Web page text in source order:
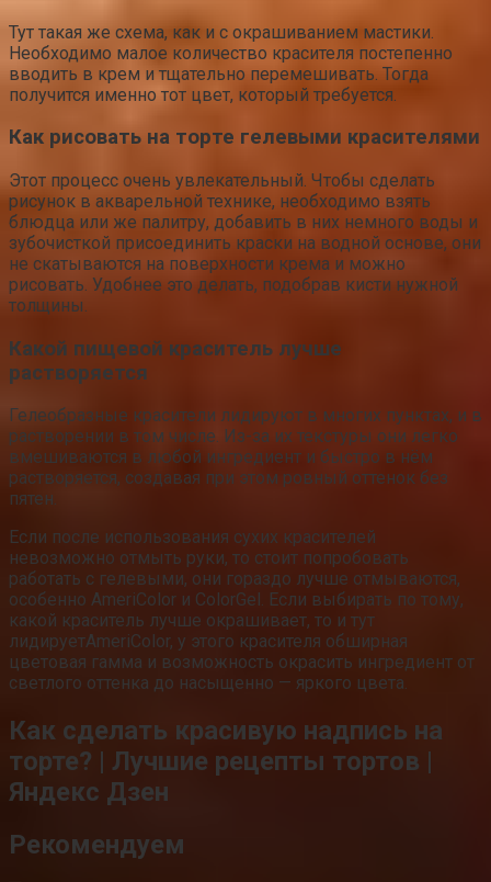
Тут такая же схема, как и с окрашиванием мастики.
Необходимо малое количество красителя постепенно
вводить в крем и тщательно перемешивать. Тогда
получится именно тот цвет, который требуется.
Как рисовать на торте гелевыми красителями
Этот процесс очень увлекательный. Чтобы сделать
рисунок в акварельной технике, необходимо взять
блюдца или же палитру, добавить в них немного воды и
зубочисткой присоединить краски на водной основе, они
не скатываются на поверхности крема и можно
рисовать. Удобнее это делать, подобрав кисти нужной
толщины.
Какой пищевой краситель лучше
растворяется
Гелеобразные красители лидируют в многих пунктах, и в
растворении в том числе. Из-за их текстуры они легко
вмешиваются в любой ингредиент и быстро в нём
растворяется, создавая при этом ровный оттенок без
пятен.
Если после использования сухих красителей
невозможно отмыть руки, то стоит попробовать
работать с гелевыми, они гораздо лучше отмываются,
особенно AmeriColor и ColorGel. Если выбирать по тому,
какой краситель лучше окрашивает, то и тут
лидируетAmeriColor, у этого красителя обширная
цветовая гамма и возможность окрасить ингредиент от
светлого оттенка до насыщенно — яркого цвета.
Как сделать красивую надпись на
торте? | Лучшие рецепты тортов |
Яндекс Дзен
Рекомендуем